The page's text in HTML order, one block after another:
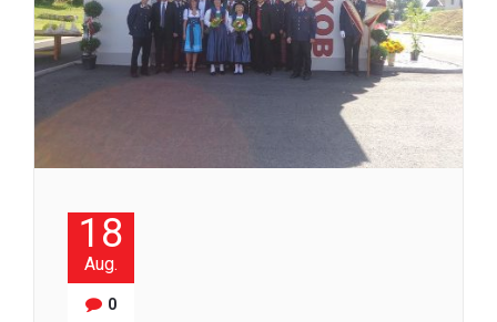
18
Aug.
0